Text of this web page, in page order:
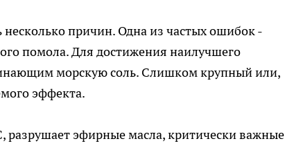
причин. Одна из частых ошибок -
помола. Для достижения наилучшего
морскую соль. Слишком крупный или,
эффекта.
разрушает эфирные масла, критически важные